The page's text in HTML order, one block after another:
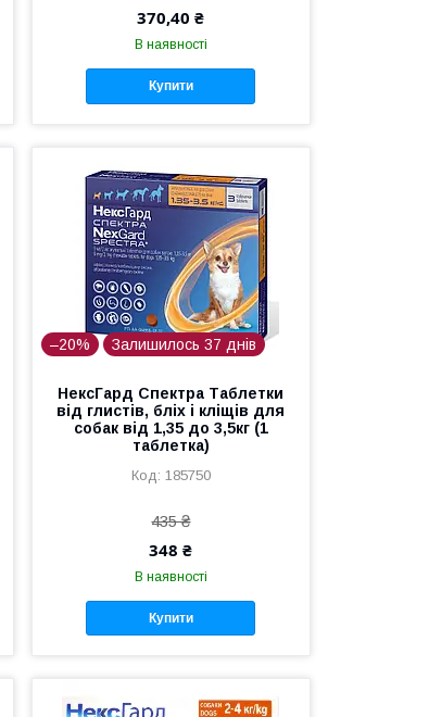
370,40 ₴
В наявності
Купити
–20% Залишилось 37 днів
НексГард Спектра Таблетки
від глистів, бліх і кліщів для
собак від 1,35 до 3,5кг (1
таблетка)
185750
435 ₴
348 ₴
В наявності
Купити